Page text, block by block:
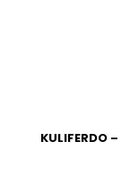
KULIFERDO